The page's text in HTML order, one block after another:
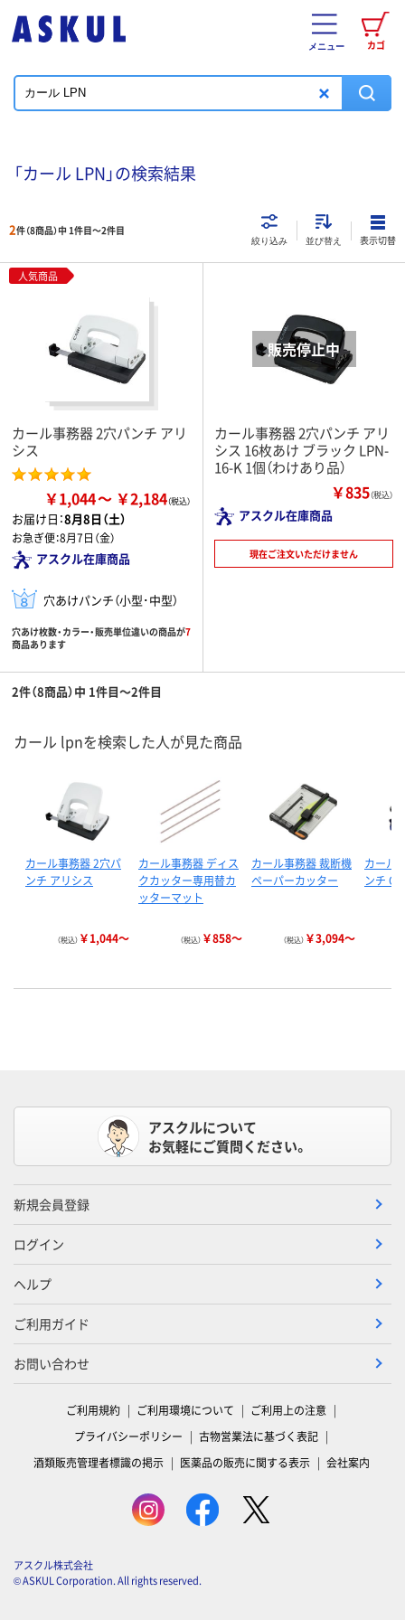
カゴ
メニュー
「カール LPN」の検索結果
2件（8商品）中 1件目～2件目
絞り込み 並び替え 表示切替
人気商品
カール事務器 2穴パンチ アリ
シス
￥1,044 ￥2,184
お届け日：8月8日（土）
お急ぎ便：8月7日（金）
アスクル在庫商品
穴あけパンチ（小型･中型）
穴あけ枚数・カラー・販売単位違いの商品が7
商品あります
カール事務器 2穴パンチ アリ
シス 16枚あけ ブラック LPN-
16-K 1個（わけあり品）
￥835（税込）
アスクル在庫商品
現在ご注文いただけません
2件（8商品）中 1件目～2件目
カール lpnを検索した人が見た商品
カール事務器 2穴パ
ンチ アリシス
（税込） ￥1,044～
カール事務器 ディス
クカッター専用替カ
ッターマット
（税込） ￥858～
カール事務器 裁断機
ペーパーカッター
（税込） ￥3,094～
カール
ンチ
アスクルについて
お気軽にご質問ください。
新規会員登録
ログイン
ヘルプ
ご利用ガイド
お問い合わせ
ご利用規約 ご利用環境について
ご利用上の注意
プライバシーポリシー
古物営業法に基づく表記
酒類販売管理者標識の掲示
医薬品の販売に関する表示 会社案内
アスクル株式会社
© ASKUL Corporation. All rights reserved.